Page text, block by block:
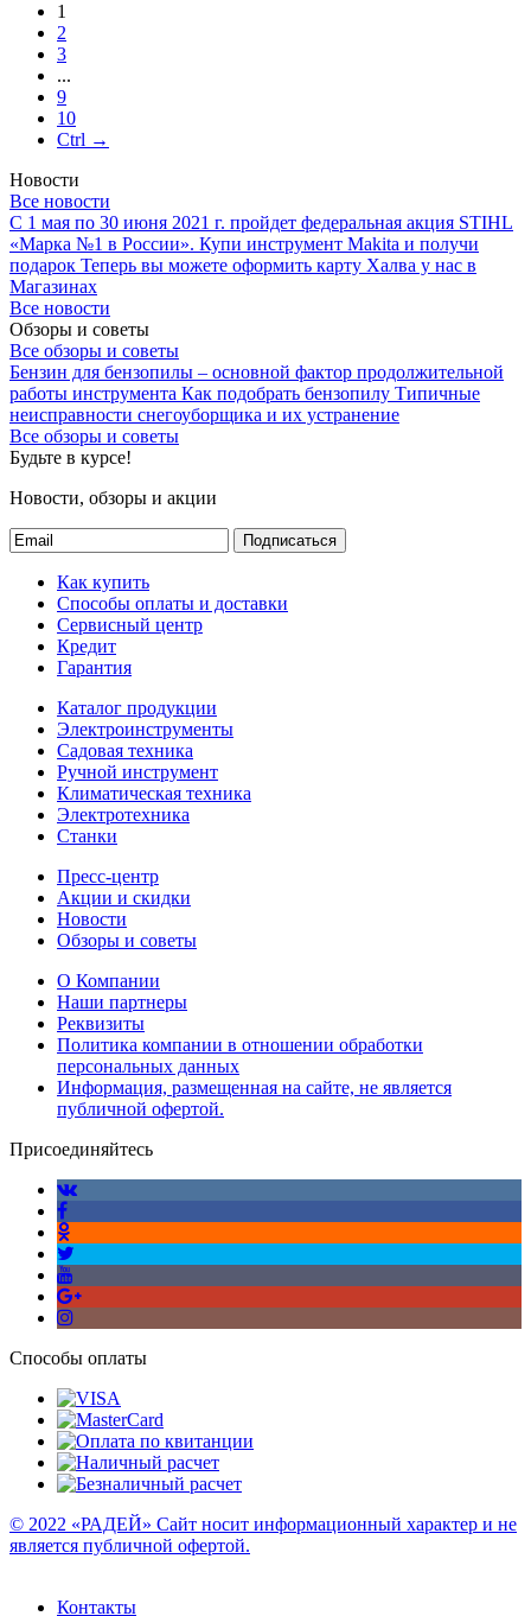
1
2
3
...
9
10
Ctrl →
Новости
Все новости
С 1 мая по 30 июня 2021 г. пройдет федеральная акция STIHL
«Марка №1 в России». Купи инструмент Makita и получи
подарок Теперь вы можете оформить карту Халва у нас в
Магазинах
Все новости
Обзоры и советы
Все обзоры и советы
Бензин для бензопилы – основной фактор продолжительной
работы инструмента Как подобрать бензопилу Типичные
неисправности снегоуборщика и их устранение
Все обзоры и советы
Будьте в курсе!
Новости, обзоры и акции
Подписаться
Как купить
Способы оплаты и доставки
Сервисный центр
Кредит
Гарантия
Каталог продукции
Электроинструменты
Садовая техника
Ручной инструмент
Климатическая техника
Электротехника
Станки
Пресс-центр
Акции и скидки
Новости
Обзоры и советы
О Компании
Наши партнеры
Реквизиты
Политика компании в отношении обработки
персональных данных
Информация, размещенная на сайте, не является
публичной офертой.
Присоединяйтесь
Способы оплаты
© 2022 «РАДЕЙ» Сайт носит информационный характер и не
является публичной офертой.
Контакты